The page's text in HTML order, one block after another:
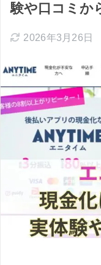
験や口コミか
2026年3月26日